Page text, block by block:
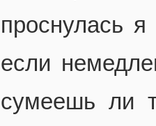
проснулась
если
сумеешь ли